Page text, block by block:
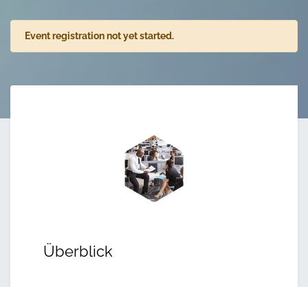
Event registration not yet started.
Überblick